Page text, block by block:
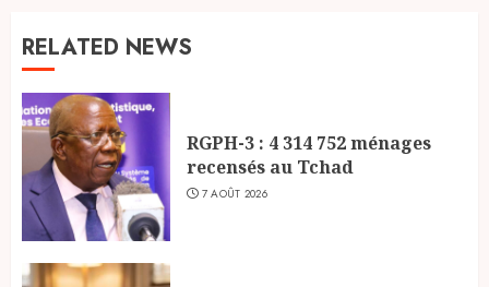
RELATED NEWS
RGPH-3 : 4 314 752 ménages
recensés au Tchad
7 AOÛT 2026